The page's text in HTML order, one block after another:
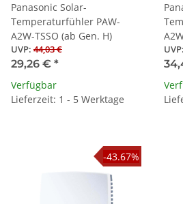
Panasonic Solar-
Temperaturfühler PAW-
A2W-TSSO (ab Gen. H)
UVP: 44,03 €
29,26 € *
Verfügbar
Lieferzeit: 1 - 5 Werktage
UVP:
-43.67%